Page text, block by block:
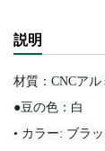
説明
材質：CNCアル
●豆の色：白
• カラー: ブラ